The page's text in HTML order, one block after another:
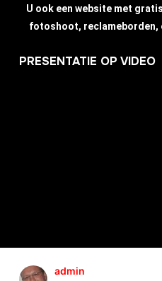
U ook een website met
fotoshoot, reclameborden,
PRESENTATIE OP VIDEO
admin